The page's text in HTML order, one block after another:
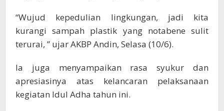
“Wujud kepedulian lingkungan, jadi kita
kurangi sampah plastik yang notabene sulit
terurai, ” ujar AKBP Andin, Selasa (10/6).
Ia juga menyampaikan rasa syukur dan
apresiasinya atas kelancaran pelaksanaan
kegiatan Idul Adha tahun ini.